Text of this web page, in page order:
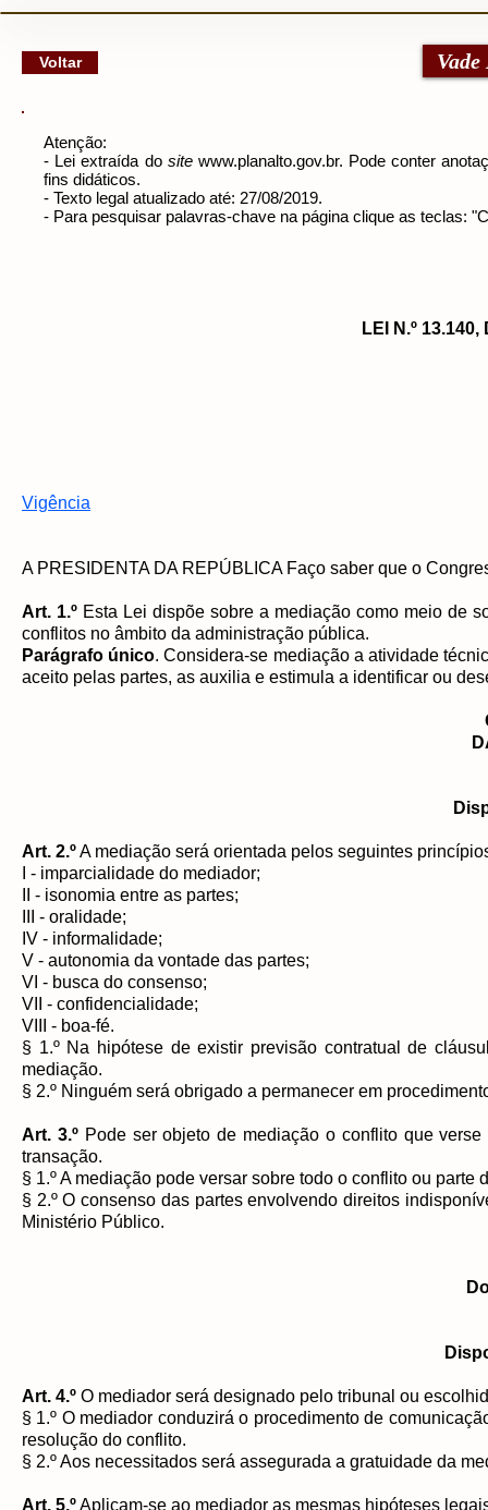
Voltar
Atenção:
- Lei extraída do site www.planalto.gov.br. Pode conter
fins didáticos.
- Texto legal atualizado até: 27/08/2019.
- Para pesquisar palavras-chave na página clique as teclas:
LEI N.º
Vigência
A PRESIDENTA DA REPÚBLICA Faço saber que o
Art. 1.º Esta Lei dispõe sobre a mediação como meio de
conflitos no âmbito da administração pública.
Parágrafo único. Considera-se mediação a atividade
aceito pelas partes, as auxilia e estimula a identificar ou
Art. 2.ºA mediação será orientada pelos seguintes
I - imparcialidade do mediador;
II - isonomia entre as partes;
III - oralidade;
IV - informalidade;
V - autonomia da vontade das partes;
VI - busca do consenso;
VII - confidencialidade;
VIII - boa-fé.
§ 1.º Na hipótese de existir previsão contratual de
mediação.
§ 2.º Ninguém será obrigado a permanecer em
Art. 3.ºPode ser objeto de mediação o conflito que
transação.
§ 1.º A mediação pode versar sobre todo o conflito ou parte
§ 2.º O consenso das partes envolvendo direitos
Ministério Público.
Art. 4.º O mediador será designado pelo tribunal ou
§ 1.º O mediador conduzirá o procedimento de
resolução do conflito.
§ 2.º Aos necessitados será assegurada a gratuidade da
Art. 5.ºAplicam-se ao mediador as mesmas hipóteses